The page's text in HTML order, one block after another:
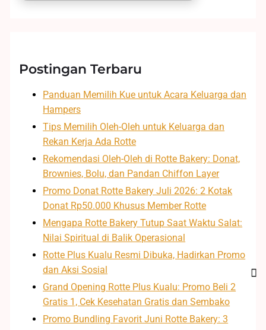
Postingan Terbaru
Panduan Memilih Kue untuk Acara Keluarga dan
Hampers
Tips Memilih Oleh-Oleh untuk Keluarga dan
Rekan Kerja Ada Rotte
Rekomendasi Oleh-Oleh di Rotte Bakery: Donat,
Brownies, Bolu, dan Pandan Chiffon Layer
Promo Donat Rotte Bakery Juli 2026: 2 Kotak
Donat Rp50.000 Khusus Member Rotte
Mengapa Rotte Bakery Tutup Saat Waktu Salat:
Nilai Spiritual di Balik Operasional
Rotte Plus Kualu Resmi Dibuka, Hadirkan Promo
dan Aksi Sosial
Grand Opening Rotte Plus Kualu: Promo Beli 2
Gratis 1, Cek Kesehatan Gratis dan Sembako
Promo Bundling Favorit Juni Rotte Bakery: 3